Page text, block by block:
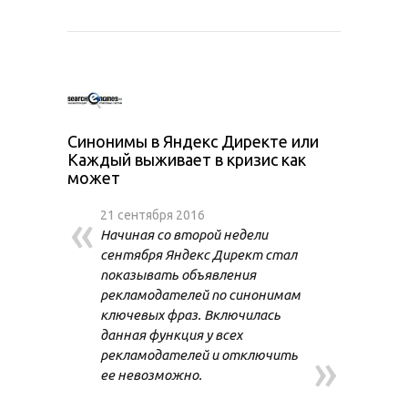
Синонимы в Яндекс Директе или
Каждый выживает в кризис как
может
« 21 сентября 2016
Начиная со второй недели
сентября Яндекс Директ стал
показывать объявления
рекламодателей по синонимам
ключевых фраз. Включилась
данная функция у всех
рекламодателей и отключить
ее невозможно.
»